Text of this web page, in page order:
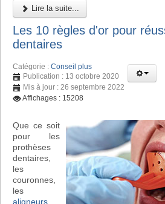
Lire la suite...
Les 10 règles d'or pour
dentaires
Catégorie : Conseil plus
Publication : 13 octobre 2020
Mis à jour : 26 septembre 2022
Affichages : 15208
Que ce soit
pour les
prothèses
dentaires,
les
couronnes,
les
aligneurs